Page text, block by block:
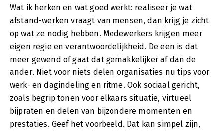
Wat ik herken en wat goed werkt: realiseer je wat
afstand-werken vraagt van mensen, dan krijg je zicht
op wat ze nodig hebben. Medewerkers krijgen meer
eigen regie en verantwoordelijkheid. De een is dat
meer gewend of gaat dat gemakkelijker af dan de
ander. Niet voor niets delen organisaties nu tips voor
werk- en dagindeling en ritme. Ook sociaal gericht,
zoals begrip tonen voor elkaars situatie, virtueel
bijpraten en delen van bijzondere momenten en
prestaties. Geef het voorbeeld. Dat kan simpel zijn,